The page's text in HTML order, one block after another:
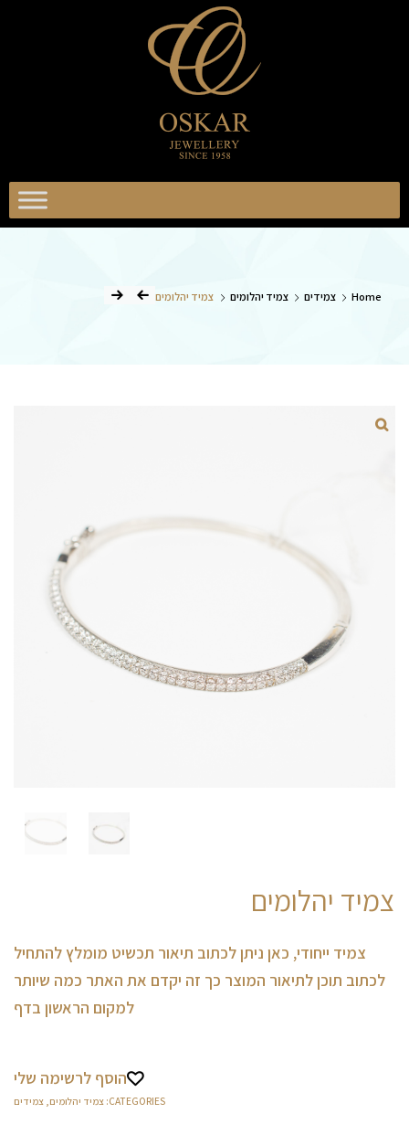
תכשיטים
Home צמידים צמיד יהלומים צמיד יהלומים
צמיד יהלומים
צמיד ייחודי, כאן ניתן לכתוב תיאור תכשיט מומלץ להתחיל
לכתוב תוכן לתיאור המוצר כך זה יקדם את האתר כמה שיותר
למקום הראשון בדף
הוסף לרשימה שלי
CATEGORIES: צמיד יהלומים צמידים